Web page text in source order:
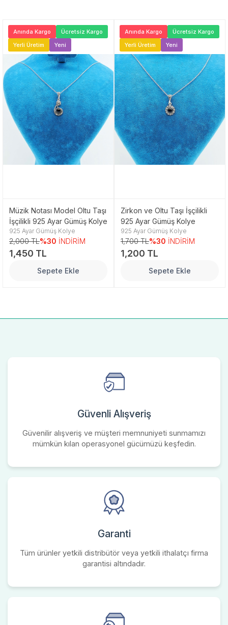
Anında Kargo
Ücretsiz Kargo
Yerli Üretim
Yeni
Müzik Notası Model Oltu Taşı
İşçilikli 925 Ayar Gümüş Kolye
925 Ayar Gümüş Kolye
2,000 TL%30 İNDİRİM
1,450 TL
Sepete Ekle
Anında Kargo
Ücretsiz Kargo
Yerli Üretim
Yeni
Zirkon ve Oltu Taşı İşçilikli
925 Ayar Gümüş Kolye
925 Ayar Gümüş Kolye
1,700 TL%30 İNDİRİM
1,200 TL
Sepete Ekle
Güvenli Alışveriş
Güvenilir alışveriş ve müşteri memnuniyeti sunmamızı
mümkün kılan operasyonel gücümüzü keşfedin.
Garanti
Tüm ürünler yetkili distribütör veya yetkili ithalatçı firma
garantisi altındadır.